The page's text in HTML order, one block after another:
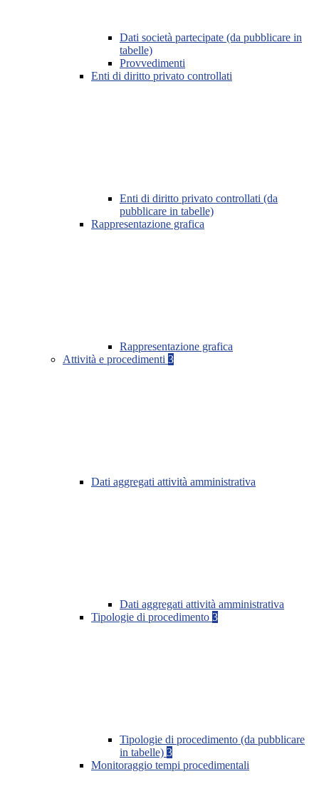
Dati società partecipate (da pubblicare in
tabelle)
Provvedimenti
Enti di diritto privato controllati
Enti di diritto privato controllati (da
pubblicare in tabelle)
Rappresentazione grafica
Rappresentazione grafica
Attività e procedimenti 3
Dati aggregati attività amministrativa
Dati aggregati attività amministrativa
Tipologie di procedimento 3
Tipologie di procedimento (da pubblicare
in tabelle) 3
Monitoraggio tempi procedimentali